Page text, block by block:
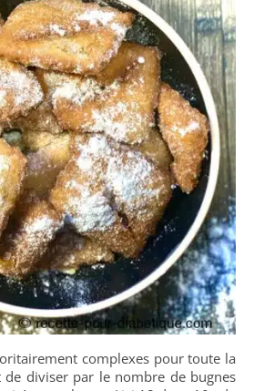
diviser par le nombre de bugnes